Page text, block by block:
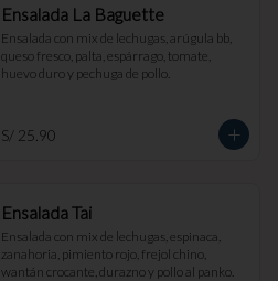
Ensalada La Baguette
Ensalada con mix de lechugas, arúgula bb,
queso fresco, palta, espárrago, tomate,
huevo duro y pechuga de pollo.
S/ 25.90
Ensalada Tai
Ensalada con mix de lechugas, espinaca,
zanahoria, pimiento rojo, frejol chino,
wantán crocante, durazno y pollo al panko.